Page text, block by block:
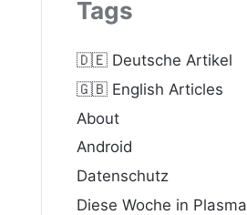
Tags
🇩🇪 Deutsche Artikel
🇬🇧 English Articles
About
Android
Datenschutz
Diese Woche in Plasma